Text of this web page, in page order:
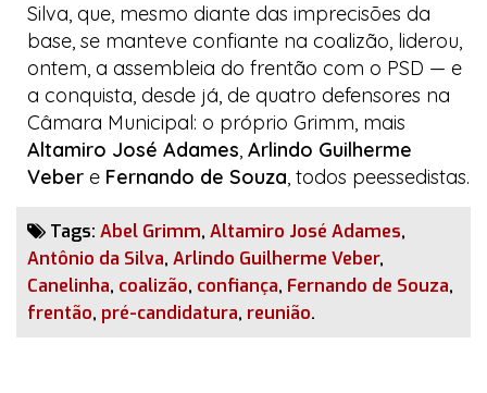
Silva, que, mesmo diante das imprecisões da
base, se manteve confiante na coalizão, liderou,
ontem, a assembleia do frentão com o PSD — e
a conquista, desde já, de quatro defensores na
Câmara Municipal: o próprio Grimm, mais
Altamiro José Adames, Arlindo Guilherme
Veber e Fernando de Souza, todos peessedistas.
Tags: Abel Grimm, Altamiro José Adames,
Antônio da Silva, Arlindo Guilherme Veber,
Canelinha, coalizão, confiança, Fernando de Souza,
frentão, pré-candidatura, reunião.